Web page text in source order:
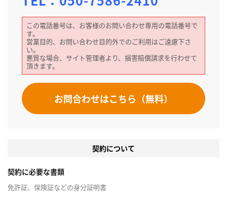
この電話番号は、お客様のお問い合わせ専用の電話番号で
す。
営業目的、お問い合わせ目的外でのご利用はご遠慮下さ
い。
悪質な場合、サイト管理者より、損害賠償請求を行わせて
頂きます。
お問合わせはこちら（無料）
契約について
契約に必要な書類
免許証、保険証などの身分証明書